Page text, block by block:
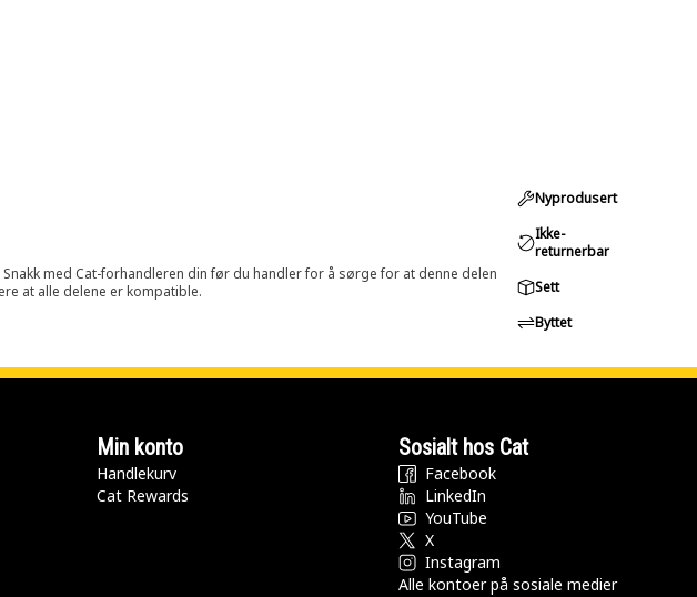
med Cat-forhandleren din før du handler for å sørge for at denne delen
at alle delene er kompatible.
Nyprodusert
Ikke-
returnerbar
Sett
Byttet
Min konto
Handlekurv
Cat Rewards
Sosialt hos Cat
Facebook
LinkedIn
YouTube
X
Instagram
Alle kontoer på sosiale medier